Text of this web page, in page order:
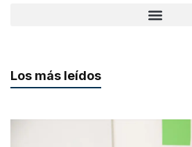
Los más leídos